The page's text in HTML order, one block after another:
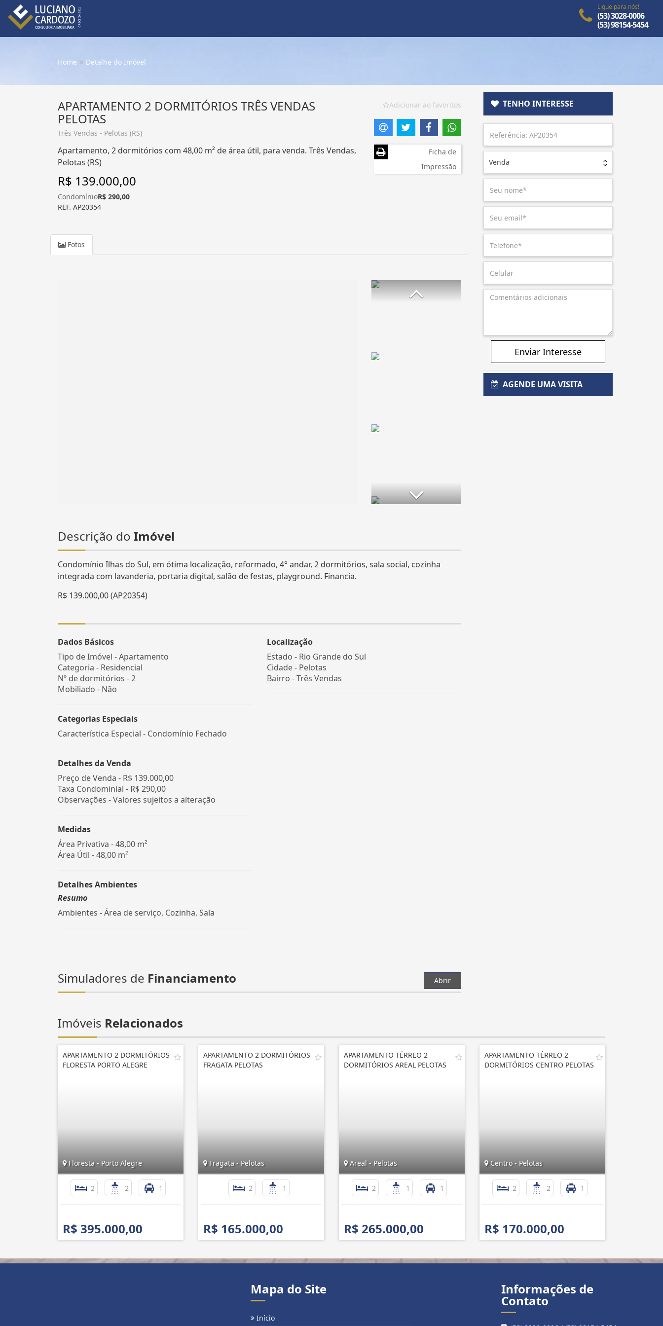
Ligue para nós!
(53) 3028-0006
(53) 98154-5454
Home Detalhe do Imóvel
APARTAMENTO 2 DORMITÓRIOS TRÊS VENDAS
PELOTAS
Três Vendas - Pelotas (RS)
Apartamento, 2 dormitórios com 48,00 m² de área útil, para venda. Três Vendas,
Pelotas (RS)
R$ 139.000,00
CondomínioR$ 290,00
REF. AP20354
Adicionar ao favoritos
Ficha de
Impressão
Fotos
Descrição do Imóvel
Condomínio Ilhas do Sul, em ótima localização, reformado, 4° andar, 2 dormitórios, sala social, cozinha
integrada com lavanderia, portaria digital, salão de festas, playground. Financia.
R$ 139.000,00 (AP20354)
Dados Básicos
Tipo de Imóvel - Apartamento
Categoria - Residencial
Nº de dormitórios - 2
Mobiliado - Não
Categorias Especiais
Característica Especial - Condomínio Fechado
Detalhes da Venda
Preço de Venda - R$ 139.000,00
Taxa Condominial - R$ 290,00
Observações - Valores sujeitos a alteração
Medidas
Área Privativa - 48,00 m²
Área Útil - 48,00 m²
Detalhes Ambientes
Resumo
Ambientes - Área de serviço, Cozinha, Sala
Localização
Estado - Rio Grande do Sul
Cidade - Pelotas
Bairro -Três Vendas
Simuladores de Financiamento Abrir
TENHO INTERESSE
Venda
Enviar Interesse
AGENDE UMA VISITA
Imóveis Relacionados
APARTAMENTO 2 DORMITÓRIOS
FLORESTA PORTO ALEGRE
Floresta - Porto Alegre
2 2 1
R$ 395.000,00
APARTAMENTO 2 DORMITÓRIOS
FRAGATA PELOTAS
Fragata - Pelotas
2 1
R$ 165.000,00
APARTAMENTO TÉRREO 2
DORMITÓRIOS AREAL PELOTAS
Areal - Pelotas
2 1 1
R$ 265.000,00
APARTAMENTO TÉRREO 2
DORMITÓRIOS CENTRO PELOTAS
Centro - Pelotas
2 2 1
R$ 170.000,00
Mapa do Site
Início
Informações de
Contato